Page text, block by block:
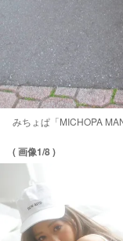
みちょぱ「MICHOPA
( 画像1/8 )